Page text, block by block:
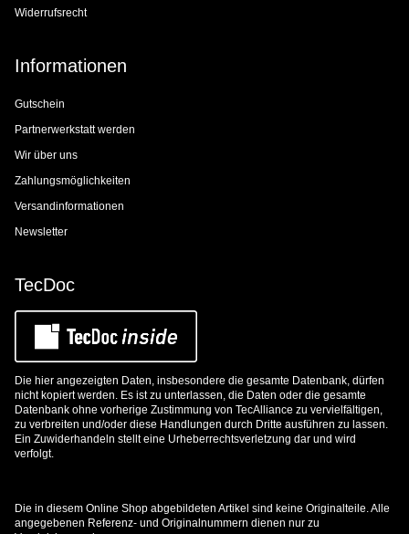
Widerrufsrecht
Informationen
Gutschein
Partnerwerkstatt werden
Wir über uns
Zahlungsmöglichkeiten
Versandinformationen
Newsletter
TecDoc
Die hier angezeigten Daten, insbesondere die gesamte Datenbank, dürfen
nicht kopiert werden. Es ist zu unterlassen, die Daten oder die gesamte
Datenbank ohne vorherige Zustimmung von TecAlliance zu vervielfältigen,
zu verbreiten und/oder diese Handlungen durch Dritte ausführen zu lassen.
Ein Zuwiderhandeln stellt eine Urheberrechtsverletzung dar und wird
verfolgt.
Die in diesem Online Shop abgebildeten Artikel sind keine Originalteile. Alle
angegebenen Referenz- und Originalnummern dienen nur zu